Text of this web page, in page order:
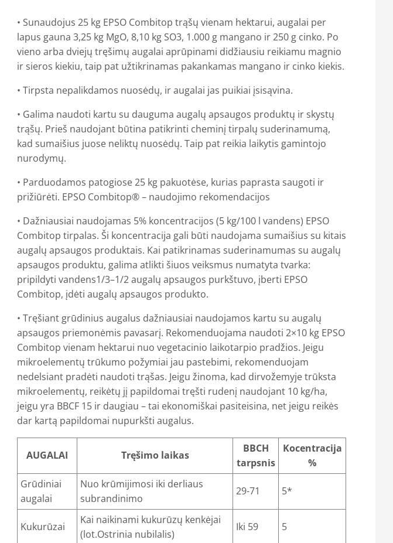
• Sunaudojus 25 kg EPSO Combitop trąšų vienam hektarui, augalai per
lapus gauna 3,25 kg MgO, 8,10 kg SO3, 1.000 g mangano ir 250 g cinko. Po
vieno arba dviejų tręšimų augalai aprūpinami didžiausiu reikiamu magnio
ir sieros kiekiu, taip pat užtikrinamas pakankamas mangano ir cinko kiekis.
• Tirpsta nepalikdamos nuosėdų, ir augalai jas puikiai įsisąvina.
• Galima naudoti kartu su dauguma augalų apsaugos produktų ir skystų
trąšų. Prieš naudojant būtina patikrinti cheminį tirpalų suderinamumą,
kad sumaišius juose neliktų nuosėdų. Taip pat reikia laikytis gamintojo
nurodymų.
• Parduodamos patogiose 25 kg pakuotėse, kurias paprasta saugoti ir
prižiūrėti. EPSO Combitop® – naudojimo rekomendacijos
• Dažniausiai naudojamas 5% koncentracijos (5 kg/100 l vandens) EPSO
Combitop tirpalas. Ši koncentracija gali būti naudojama sumaišius su kitais
augalų apsaugos produktais. Kai patikrinamas suderinamumas su augalų
apsaugos produktu, galima atlikti šiuos veiksmus numatyta tvarka:
pripildyti vandens1/3–1/2 augalų apsaugos purkštuvo, įberti EPSO
Combitop, įdėti augalų apsaugos produkto.
• Tręšiant grūdinius augalus dažniausiai naudojamos kartu su augalų
apsaugos priemonėmis pavasarį. Rekomenduojama naudoti 2×10 kg EPSO
Combitop vienam hektarui nuo vegetacinio laikotarpio pradžios. Jeigu
mikroelementų trūkumo požymiai jau pastebimi, rekomenduojam
nedelsiant pradėti naudoti trąšas. Jeigu žinoma, kad dirvožemyje trūksta
mikroelementų, reikėtų jį papildomai tręšti rudenį naudojant 10 kg/ha,
jeigu yra BBCF 15 ir daugiau – tai ekonomiškai pasiteisina, net jeigu reikės
dar kartą papildomai nupurkšti augalus.
AUGALAI Tręšimo laikas
BBCH
tarpsnis
Kocentracija
%
Grūdiniai
augalai
Nuo krūmijimosi iki derliaus
subrandinimo
29-71 5*
Kukurūzai
Kai naikinami kukurūzų kenkėjai
(lot.Ostrinia nubilalis)
Iki 59 5